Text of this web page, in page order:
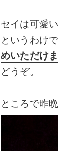
セイは可愛い
というわけ
めいただけ
どうぞ。
ところで昨